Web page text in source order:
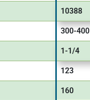
10388
300-400
1-1/4
123
160